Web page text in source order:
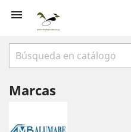

Marcas